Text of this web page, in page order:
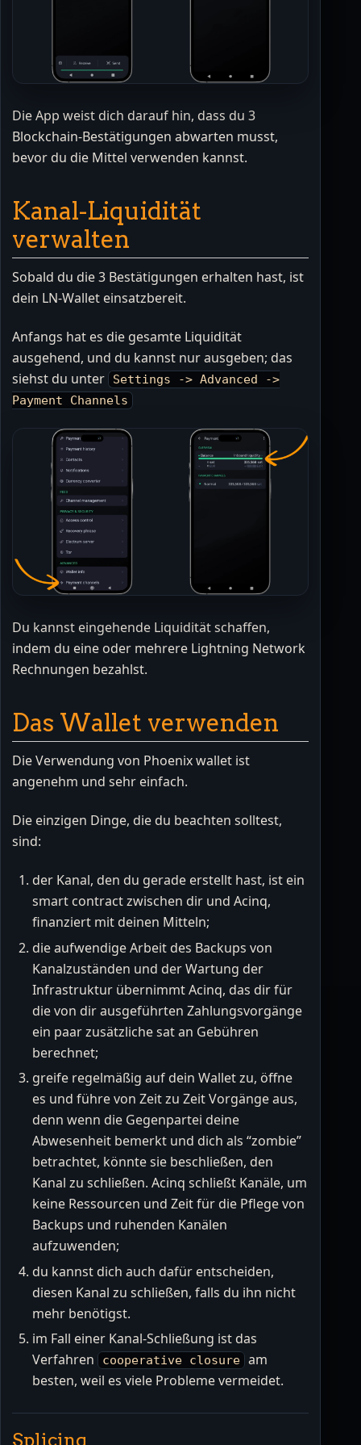
Die App weist dich darauf hin, dass du 3
Blockchain-Bestätigungen abwarten musst,
bevor du die Mittel verwenden kannst.
Kanal-Liquidität
verwalten
Sobald du die 3 Bestätigungen erhalten hast, ist
dein LN-Wallet einsatzbereit.
Anfangs hat es die gesamte Liquidität
ausgehend, und du kannst nur ausgeben; das
siehst du unter
Settings -> Advanced ->
Payment Channels
Du kannst eingehende Liquidität schaffen,
indem du eine oder mehrere Lightning Network
Rechnungen bezahlst.
Das Wallet verwenden
Die Verwendung von Phoenix wallet ist
angenehm und sehr einfach.
Die einzigen Dinge, die du beachten solltest,
sind:
der Kanal, den du gerade erstellt hast, ist ein
smart contract zwischen dir und Acinq,
finanziert mit deinen Mitteln;
die aufwendige Arbeit des Backups von
Kanalzuständen und der Wartung der
Infrastruktur übernimmt Acinq, das dir für
die von dir ausgeführten Zahlungsvorgänge
ein paar zusätzliche sat an Gebühren
berechnet;
greife regelmäßig auf dein Wallet zu, öffne
es und führe von Zeit zu Zeit Vorgänge aus,
denn wenn die Gegenpartei deine
Abwesenheit bemerkt und dich als “zombie”
betrachtet, könnte sie beschließen, den
Kanal zu schließen. Acinq schließt Kanäle, um
keine Ressourcen und Zeit für die Pflege von
Backups und ruhenden Kanälen
aufzuwenden;
du kannst dich auch dafür entscheiden,
diesen Kanal zu schließen, falls du ihn nicht
mehr benötigst.
im Fall einer Kanal-Schließung ist das
Verfahren
cooperative closure am
besten, weil es viele Probleme vermeidet.
Splicing